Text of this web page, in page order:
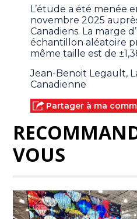
L’étude a été menée
novembre 2025
Canadiens. La marge
échantillon aléatoire
même taille est de
Jean-Benoit Legault,
Canadienne
Partager à ma
VOUS